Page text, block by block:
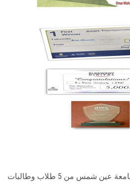
تكون فريق كلية الهندسة جامعة عين شمس من 5 طلاب وطالبات